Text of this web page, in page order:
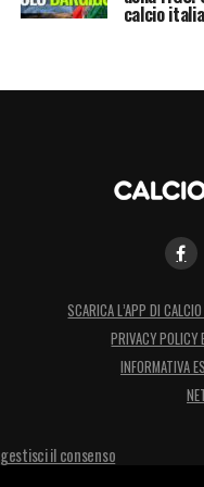
club per aver
partite siano
incredibile.
con loro è
enorme».
DIRITTI ED
globale la
calcio
SCARICA L’APP DI
PRIVACY POLICY
INFORMATIVA
gestisci il consenso